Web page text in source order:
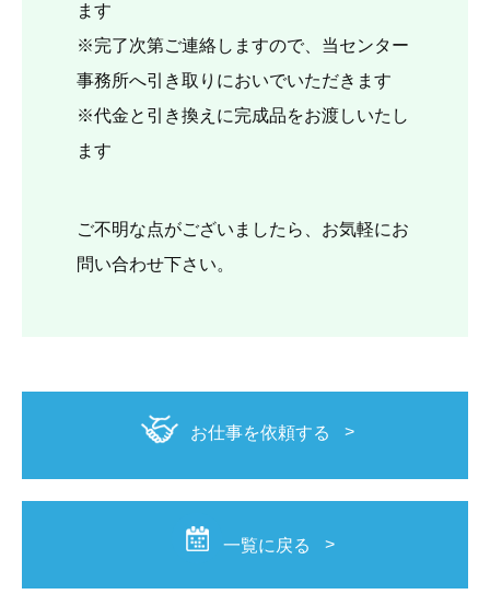
ます
※完了次第ご連絡しますので、当センター
事務所へ引き取りにおいでいただきます
※代金と引き換えに完成品をお渡しいたし
ます
ご不明な点がございましたら、お気軽にお
問い合わせ下さい。
お仕事を依頼する
一覧に戻る